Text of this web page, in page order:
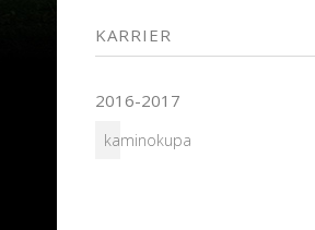
KARRIER
2016-2017
kaminokupa